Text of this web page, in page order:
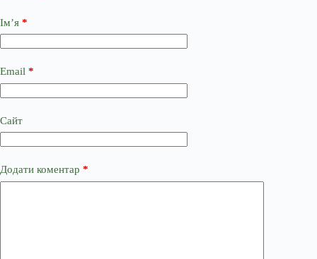
Ім’я *
Email *
Сайт
Додати коментар *